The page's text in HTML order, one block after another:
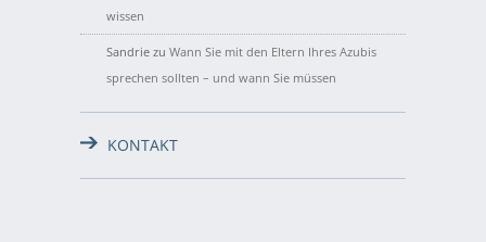
wissen
Sandrie zu Wann Sie mit den Eltern Ihres Azubis
sprechen sollten – und wann Sie müssen
KONTAKT